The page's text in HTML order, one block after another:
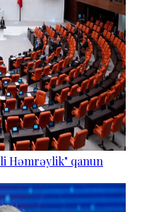
Həmrəylik" qanun